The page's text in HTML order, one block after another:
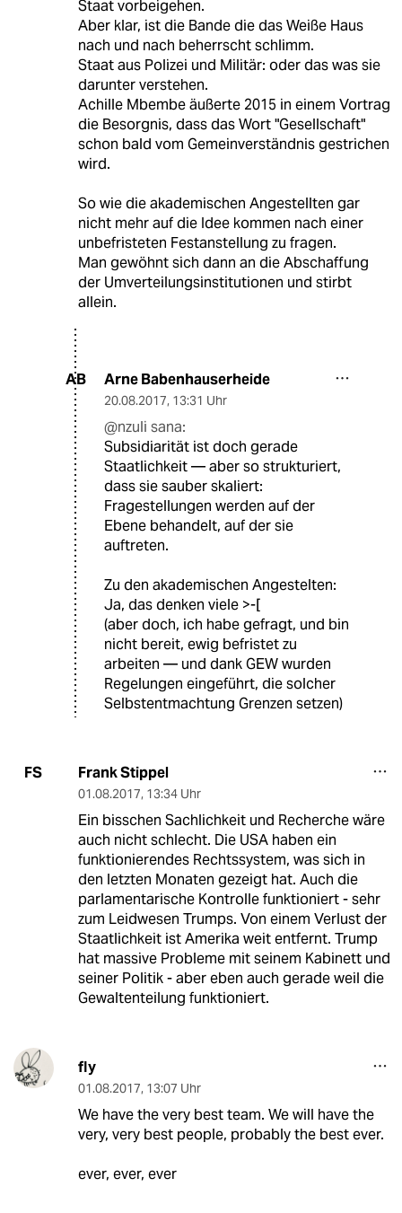
Staat vorbeigehen.
Aber klar, ist die Bande die das Weiße Haus
nach und nach beherrscht schlimm.
Staat aus Polizei und Militär: oder das was sie
darunter verstehen.
Achille Mbembe äußerte 2015 in einem Vortrag
die Besorgnis, dass das Wort "Gesellschaft"
schon bald vom Gemeinverständnis gestrichen
wird.
So wie die akademischen Angestellten gar
nicht mehr auf die Idee kommen nach einer
unbefristeten Festanstellung zu fragen.
Man gewöhnt sich dann an die Abschaffung
der Umverteilungsinstitutionen und stirbt
allein.
AB Arne Babenhauserheide
20.08.2017, 13:31 Uhr
@nzuli sana:
Subsidiarität ist doch gerade
Staatlichkeit — aber so strukturiert,
dass sie sauber skaliert:
Fragestellungen werden auf der
Ebene behandelt, auf der sie
auftreten.
Zu den akademischen Angestelten:
Ja, das denken viele >-[
(aber doch, ich habe gefragt, und bin
nicht bereit, ewig befristet zu
arbeiten — und dank GEW wurden
Regelungen eingeführt, die solcher
Selbstentmachtung Grenzen setzen)
FS Frank Stippel
01.08.2017, 13:34 Uhr
Ein bisschen Sachlichkeit und Recherche wäre
auch nicht schlecht. Die USA haben ein
funktionierendes Rechtssystem, was sich in
den letzten Monaten gezeigt hat. Auch die
parlamentarische Kontrolle funktioniert - sehr
zum Leidwesen Trumps. Von einem Verlust der
Staatlichkeit ist Amerika weit entfernt. Trump
hat massive Probleme mit seinem Kabinett und
seiner Politik - aber eben auch gerade weil die
Gewaltenteilung funktioniert.
fly
01.08.2017, 13:07 Uhr
We have the very best team. We will have the
very, very best people, probably the best ever.
ever, ever, ever